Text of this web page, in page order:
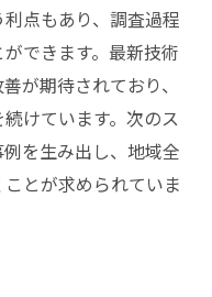
点もあり、調査過程
できます。最新技術
が期待されており、
けています。次のス
を生み出し、地域全
とが求められていま